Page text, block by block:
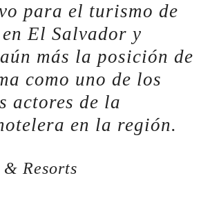
para el turismo de
El Salvador y
más la posición de
como uno de los
actores de la
en la región.
Resorts